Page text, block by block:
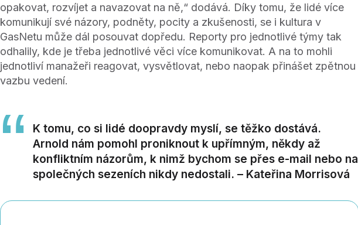
opakovat, rozvíjet a navazovat na ně,“ dodává. Díky tomu, že lidé více
komunikují své názory, podněty, pocity a zkušenosti, se i kultura v
GasNetu může dál posouvat dopředu. Reporty pro jednotlivé týmy tak
odhalily, kde je třeba jednotlivé věci více komunikovat. A na to mohli
jednotliví manažeři reagovat, vysvětlovat, nebo naopak přinášet zpětnou
vazbu vedení.
K tomu, co si lidé doopravdy myslí, se těžko dostává.
Arnold nám pomohl proniknout k upřímným, někdy až
konfliktním názorům, k nimž bychom se přes e-mail nebo na
společných sezeních nikdy nedostali. – Kateřina Morrisová